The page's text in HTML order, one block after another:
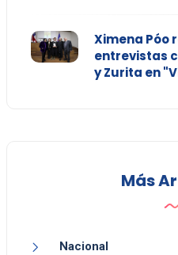
Ximena Póo
entrevistas
y Zurita en
Más
Nacional